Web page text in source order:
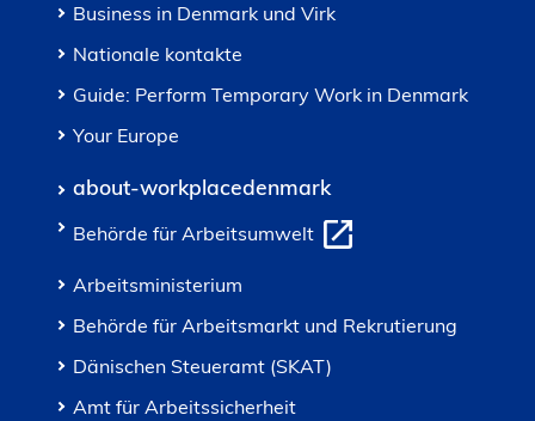
Business in Denmark und Virk
Nationale kontakte
Guide: Perform Temporary Work in Denmark
Your Europe
about-workplacedenmark
Behörde für Arbeitsumwelt
Arbeitsministerium
Behörde für Arbeitsmarkt und Rekrutierung
Dänischen Steueramt (SKAT)
Amt für Arbeitssicherheit